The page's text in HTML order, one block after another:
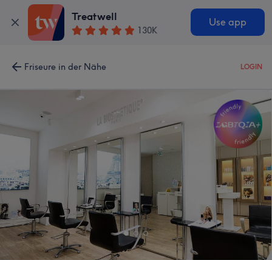
Treatwell
130K
Use app
Friseure in der Nähe LOGIN